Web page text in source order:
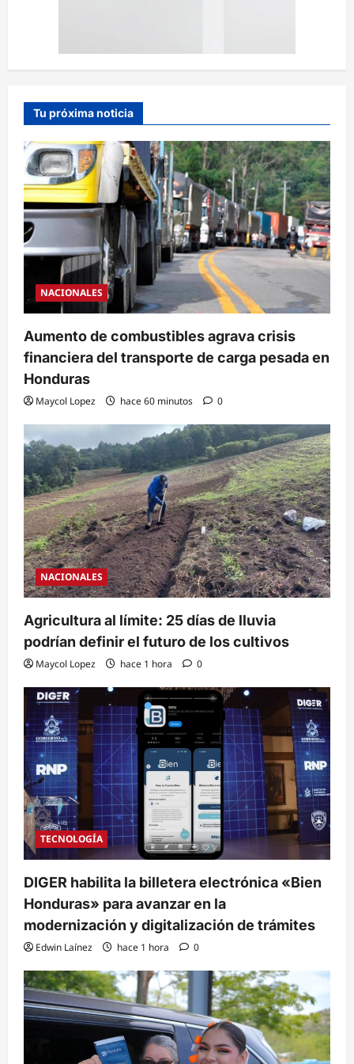
Tu próxima noticia
NACIONALES
Aumento de combustibles agrava crisis
financiera del transporte de carga pesada en
Honduras
Maycol Lopez hace 60 minutos 0
NACIONALES
Agricultura al límite: 25 días de lluvia
podrían definir el futuro de los cultivos
Maycol Lopez hace 1 hora 0
TECNOLOGÍA
DIGER habilita la billetera electrónica «Bien
Honduras» para avanzar en la
modernización y digitalización de trámites
Edwin Laínez hace 1 hora 0